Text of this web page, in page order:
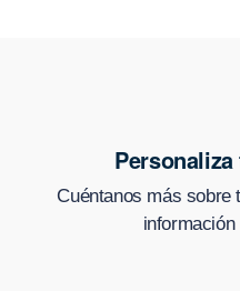
Cuéntanos más sobre